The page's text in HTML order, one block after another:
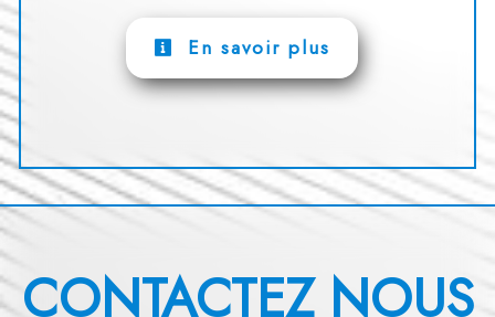
En savoir plus
CONTACTEZ NOUS